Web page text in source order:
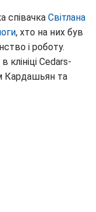
співачка Світлана
, хто на них був
і роботу.
клініці Cedars-
Кардашьян та